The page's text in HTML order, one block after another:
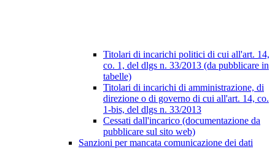
Titolari di incarichi politici di cui all'art. 14,
co. 1, del dlgs n. 33/2013 (da pubblicare in
tabelle)
Titolari di incarichi di amministrazione, di
direzione o di governo di cui all'art. 14, co.
1-bis, del dlgs n. 33/2013
Cessati dall'incarico (documentazione da
pubblicare sul sito web)
Sanzioni per mancata comunicazione dei dati